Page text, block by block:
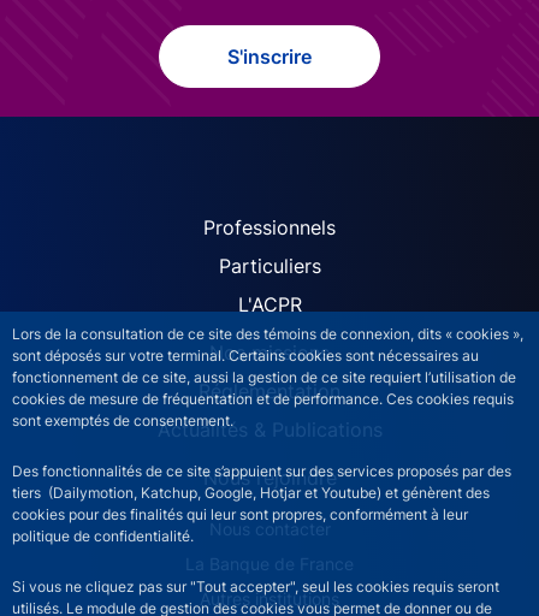
Lors de la consultation de ce site des témoins de connexion, dits « cookies »,
sont déposés sur votre terminal. Certains cookies sont nécessaires au
fonctionnement de ce site, aussi la gestion de ce site requiert l’utilisation de
cookies de mesure de fréquentation et de performance. Ces cookies requis
sont exemptés de consentement.
Des fonctionnalités de ce site s’appuient sur des services proposés par des
tiers (Dailymotion, Katchup, Google, Hotjar et Youtube) et génèrent des
cookies pour des finalités qui leur sont propres, conformément à leur
politique de confidentialité.
Si vous ne cliquez pas sur "Tout accepter", seul les cookies requis seront
utilisés. Le module de gestion des cookies vous permet de donner ou de
S'inscrire
ACPR site navigation
Professionnels
Particuliers
L'ACPR
Nos missions
Réglementation
Actualités & Publications
Nous rejoindre
ACPR footer secondary menu (French)
Nous contacter
La Banque de France
Autres institutions